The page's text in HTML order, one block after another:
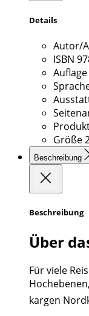
Details
Autor/
ISBN
Auflage
Größe
Beschreibung
Beschreibung
Über
Für viele
kargen